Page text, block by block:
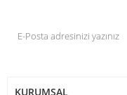
KURUMSAL